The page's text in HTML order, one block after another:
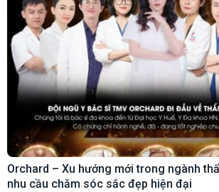
Orchard – Xu hướng mới trong ngành
nhu cầu chăm sóc sắc đẹp hiện đại